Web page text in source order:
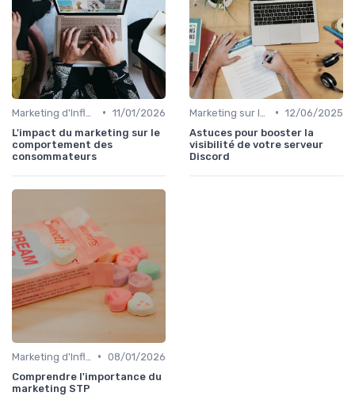
• 11/01/2026
L'impact du marketing sur le
comportement des
consommateurs
• 12/06/2025
Astuces pour booster la
visibilité de votre serveur
Discord
• 08/01/2026
Comprendre l'importance du
marketing STP